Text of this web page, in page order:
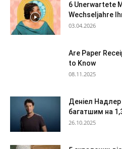
6 Unerwartete
Wechseljahre
03.04.2026
Are Paper
to Know
08.11.2025
Деніел Надлер
багатшим на
26.10.2025